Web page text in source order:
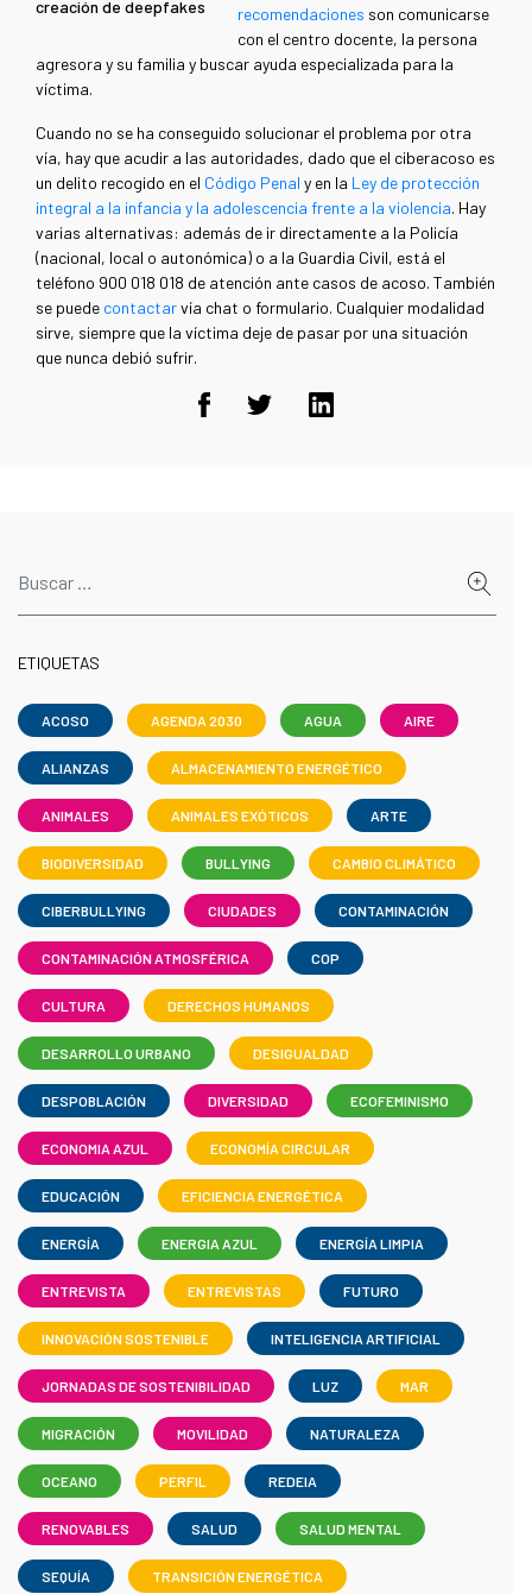
creación de deepfakes recomendaciones son comunicarse
con el centro docente, la persona
agresora y su familia y buscar ayuda especializada para la
víctima.
Cuando no se ha conseguido solucionar el problema por otra
vía, hay que acudir a las autoridades, dado que el ciberacoso es
un delito recogido en el Código Penal y en la Ley de protección
integral a la infancia y la adolescencia frente a la violencia. Hay
varias alternativas: además de ir directamente a la Policía
(nacional, local o autonómica) o a la Guardia Civil, está el
teléfono 900 018 018 de atención ante casos de acoso. También
se puede contactarvía chat o formulario. Cualquier modalidad
sirve, siempre que la víctima deje de pasar por una situación
que nunca debió sufrir.
ETIQUETAS
ACOSO AGENDA 2030 AGUA AIRE
ALIANZAS ALMACENAMIENTO ENERGÉTICO
ANIMALES ANIMALES EXÓTICOS ARTE
BIODIVERSIDAD BULLYING CAMBIO CLIMÁTICO
CIBERBULLYING CIUDADES CONTAMINACIÓN
CONTAMINACIÓN ATMOSFÉRICA COP
CULTURA DERECHOS HUMANOS
DESARROLLO URBANO DESIGUALDAD
DESPOBLACIÓN DIVERSIDAD ECOFEMINISMO
ECONOMIA AZUL ECONOMÍA CIRCULAR
EDUCACIÓN EFICIENCIA ENERGÉTICA
ENERGÍA ENERGIA AZUL ENERGÍA LIMPIA
ENTREVISTA ENTREVISTAS FUTURO
INNOVACIÓN SOSTENIBLE INTELIGENCIA ARTIFICIAL
JORNADAS DE SOSTENIBILIDAD LUZ MAR
MIGRACIÓN MOVILIDAD NATURALEZA
OCEANO PERFIL REDEIA
RENOVABLES SALUD SALUD MENTAL
SEQUÍA TRANSICIÓN ENERGÉTICA